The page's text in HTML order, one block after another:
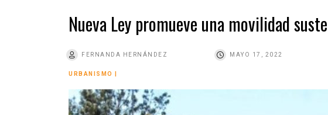
Nueva Ley promueve una movilidad
FERNANDA HERNÁNDEZ MAYO 17, 2022
URBANISMO